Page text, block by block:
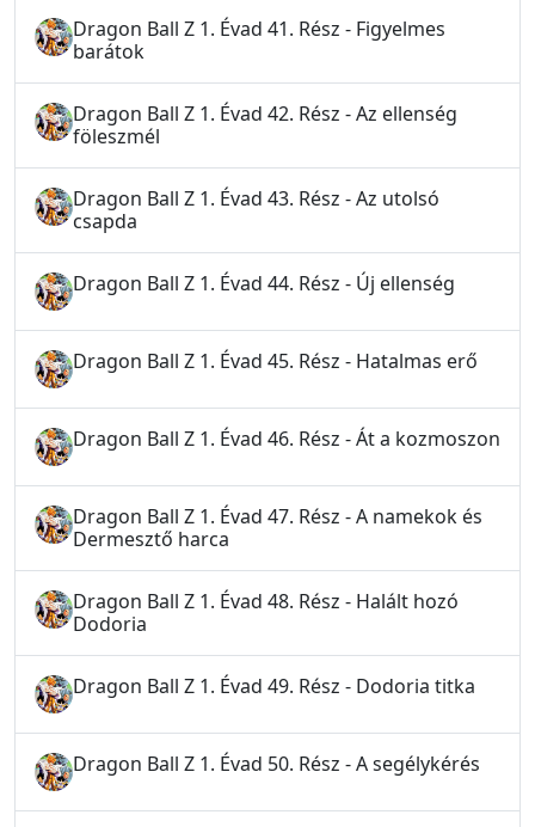
Dragon Ball Z 1. Évad 41. Rész - Figyelmes
barátok
Dragon Ball Z 1. Évad 42. Rész - Az ellenség
föleszmél
Dragon Ball Z 1. Évad 43. Rész - Az utolsó
csapda
Dragon Ball Z 1. Évad 44. Rész - Új ellenség
Dragon Ball Z 1. Évad 45. Rész - Hatalmas erő
Dragon Ball Z 1. Évad 46. Rész - Át a kozmoszon
Dragon Ball Z 1. Évad 47. Rész - A namekok és
Dermesztő harca
Dragon Ball Z 1. Évad 48. Rész - Halált hozó
Dodoria
Dragon Ball Z 1. Évad 49. Rész - Dodoria titka
Dragon Ball Z 1. Évad 50. Rész - A segélykérés